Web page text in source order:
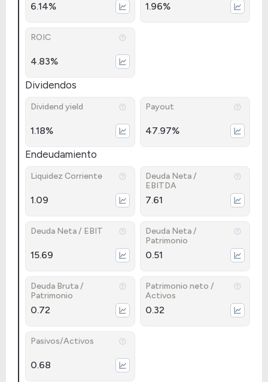
6.14% 1.96%
ROIC
4.83%
Dividendos
Dividend yield
1.18%
Payout
47.97%
Endeudamiento
Liquidez Corriente
1.09
Deuda Neta /
EBITDA
7.61
Deuda Neta / EBIT
15.69
Deuda Neta /
Patrimonio
0.51
Deuda Bruta /
Patrimonio
0.72
Patrimonio neto /
Activos
0.32
Pasivos/Activos
0.68